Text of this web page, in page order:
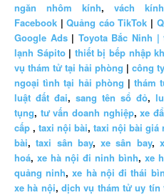
ngăn nhôm kính, vách
Facebook |Quảng cáo TikTok |
Google Ads| Toyota Bắc Ninh |
lạnh Sápito | thiết bị bếp nhập
vụ thám tử tại hải phòng | công
ngoại tình tại hải phòng |thám
luật đất đai, sang tên sổ đỏ,
tụng, tư vấn doanh nghiệp,xe
cấp , taxi nội bài, taxi nội bài giá
bài,taxi sân bay,xe sân bay,
hoá, xe hà nội đi ninh bình, xe
quảng ninh,xe hà nội đi thái
xe hà nội,dịch vụ thám tử uy tín